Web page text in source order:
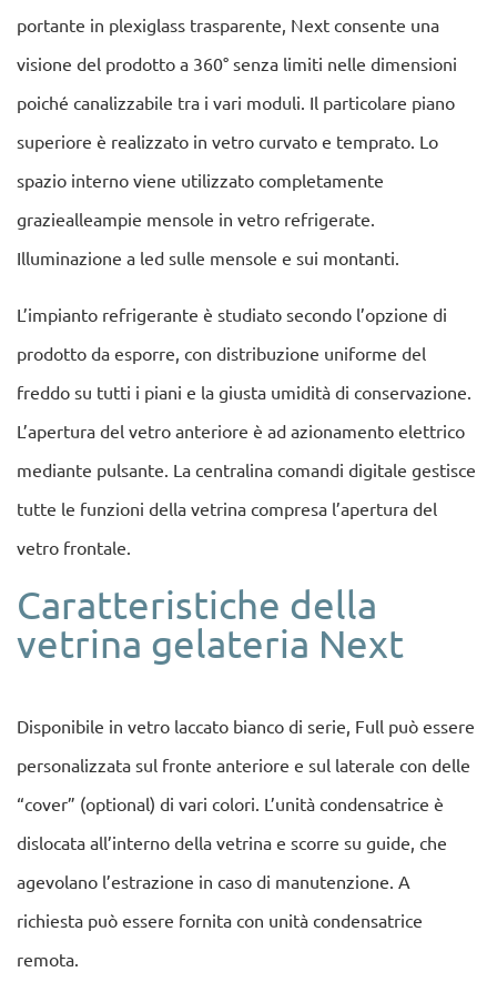
portante in plexiglass trasparente, Next consente una
visione del prodotto a 360° senza limiti nelle dimensioni
poiché canalizzabile tra i vari moduli. Il particolare piano
superiore è realizzato in vetro curvato e temprato. Lo
spazio interno viene utilizzato completamente
graziealleampie mensole in vetro refrigerate.
Illuminazione a led sulle mensole e sui montanti.
L’impianto refrigerante è studiato secondo l’opzione di
prodotto da esporre, con distribuzione uniforme del
freddo su tutti i piani e la giusta umidità di conservazione.
L’apertura del vetro anteriore è ad azionamento elettrico
mediante pulsante. La centralina comandi digitale gestisce
tutte le funzioni della vetrina compresa l’apertura del
vetro frontale.
Caratteristiche della
vetrina gelateria Next
Disponibile in vetro laccato bianco di serie, Full può essere
personalizzata sul fronte anteriore e sul laterale con delle
“cover” (optional) di vari colori. L’unità condensatrice è
dislocata all’interno della vetrina e scorre su guide, che
agevolano l’estrazione in caso di manutenzione. A
richiesta può essere fornita con unità condensatrice
remota.